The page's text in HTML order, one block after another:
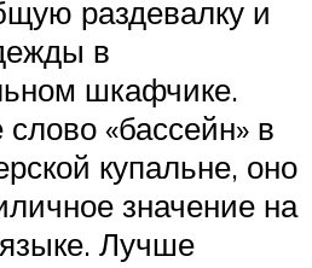
раздевалку и
в
шкафчике.
«бассейн» в
купальне, оно
значение на
Лучше